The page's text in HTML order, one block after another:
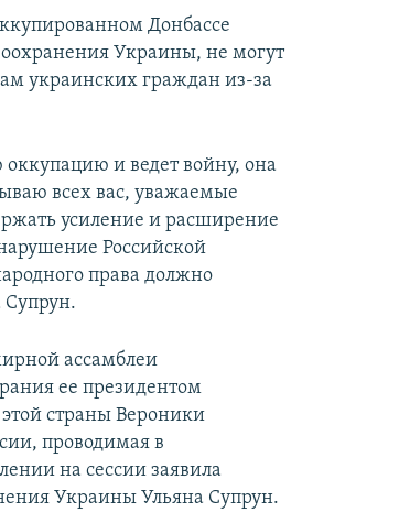
Донбассе
Украины, не могут
украинских граждан из-за
оккупацию и ведет войну, она
всех вас, уважаемые
усиление и расширение
Российской
права должно
Супрун.
ассамблеи
ее президентом
страны Вероники
проводимая в
на сессии заявила
Украины Ульяна Супрун.